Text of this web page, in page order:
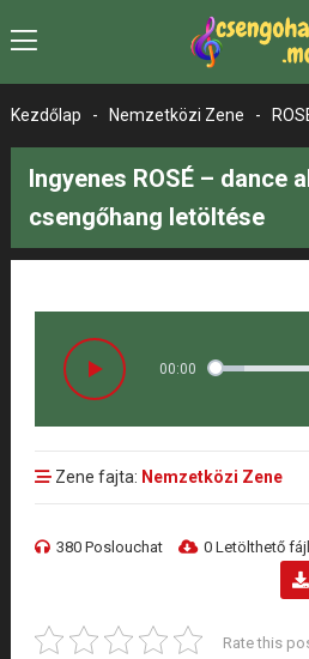
Kezdőlap - Nemzetközi Zene -
Ingyenes ROSÉ – dance
csengőhang letöltése
00:00
Zene fajta: Nemzetközi Zene
380 Poslouchat 0 Letölthető
Rate this